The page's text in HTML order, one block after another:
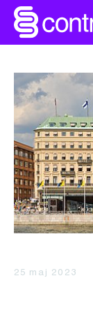
25 maj 2023